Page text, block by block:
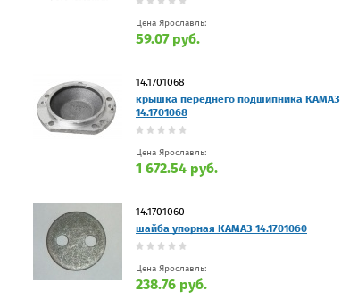
Цена Ярославль:
59.07 руб.
14.1701068
крышка переднего подшипника КАМАЗ
14.1701068
Цена Ярославль:
1 672.54 руб.
14.1701060
шайба упорная КАМАЗ 14.1701060
Цена Ярославль:
238.76 руб.